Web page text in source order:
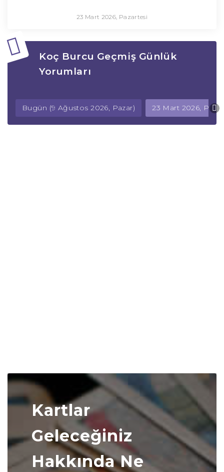
23 Mart 2026, Pazartesi
Koç Burcu Geçmiş Günlük
Yorumları
Bugün (9 Ağustos 2026, Pazar) 23 Mart 2026,
Kartlar
Geleceğiniz
Hakkında Ne